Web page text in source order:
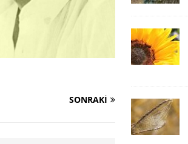
SONRAKI